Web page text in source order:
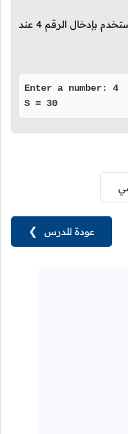
بإدخال الرقم 4 عند
Enter a number: 4
S = 30
عودة للدرس ❯